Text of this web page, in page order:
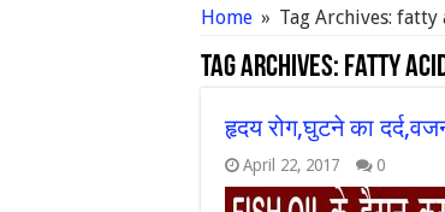
Home » Tag Archives: fatty
Tag Archives: fatty
हृदय रोग,घुटने का
April 22, 2017 0